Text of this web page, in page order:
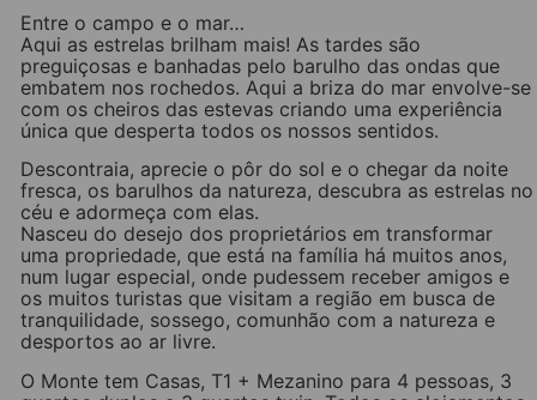
Entre o campo e o mar…
Aqui as estrelas brilham mais! As tardes são
preguiçosas e banhadas pelo barulho das ondas que
embatem nos rochedos. Aqui a briza do mar envolve-se
com os cheiros das estevas criando uma experiência
única que desperta todos os nossos sentidos.
Descontraia, aprecie o pôr do sol e o chegar da noite
fresca, os barulhos da natureza, descubra as estrelas no
céu e adormeça com elas.
Nasceu do desejo dos proprietários em transformar
uma propriedade, que está na família há muitos anos,
num lugar especial, onde pudessem receber amigos e
os muitos turistas que visitam a região em busca de
tranquilidade, sossego, comunhão com a natureza e
desportos ao ar livre.
O Monte tem Casas, T1 + Mezanino para 4 pessoas, 3